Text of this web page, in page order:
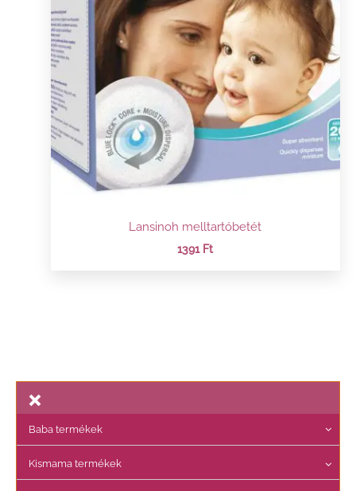
Baba termékek
Kismama termékek
Lansinoh melltartóbetét
1391 Ft